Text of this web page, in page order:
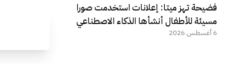
فضيحة تهز ميتا: إعلانات استخدمت صورا
مسيئة للأطفال أنشأها الذكاء الاصطناعي
6 أغسطس 2026